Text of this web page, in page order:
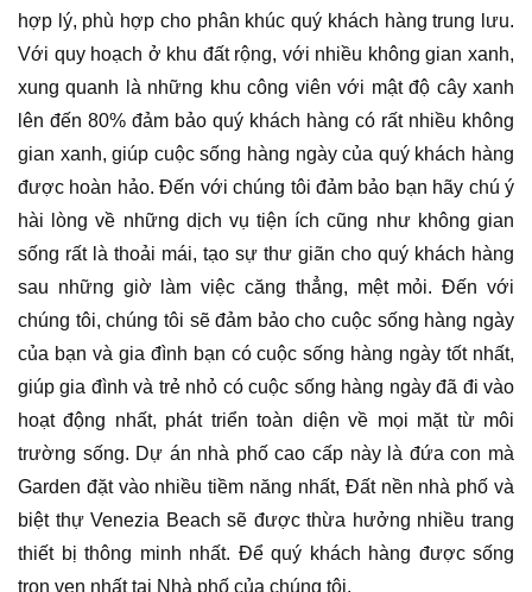
hợp lý, phù hợp cho phân khúc quý khách hàng trung lưu.
Với quy hoạch ở khu đất rộng, với nhiều không gian xanh,
xung quanh là những khu công viên với mật độ cây xanh
lên đến 80% đảm bảo quý khách hàng có rất nhiều không
gian xanh, giúp cuộc sống hàng ngày của quý khách hàng
được hoàn hảo. Đến với chúng tôi đảm bảo bạn hãy chú ý
hài lòng về những dịch vụ tiện ích cũng như không gian
sống rất là thoải mái, tạo sự thư giãn cho quý khách hàng
sau những giờ làm việc căng thẳng, mệt mỏi. Đến với
chúng tôi, chúng tôi sẽ đảm bảo cho cuộc sống hàng ngày
của bạn và gia đình bạn có cuộc sống hàng ngày tốt nhất,
giúp gia đình và trẻ nhỏ có cuộc sống hàng ngày đã đi vào
hoạt động nhất, phát triển toàn diện về mọi mặt từ môi
trường sống. Dự án nhà phố cao cấp này là đứa con mà
Garden đặt vào nhiều tiềm năng nhất, Đất nền nhà phố và
biệt thự Venezia Beach sẽ được thừa hưởng nhiều trang
thiết bị thông minh nhất. Để quý khách hàng được sống
trọn vẹn nhất tại Nhà phố của chúng tôi.